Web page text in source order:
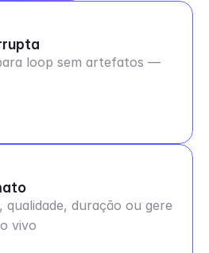
loop sem artefatos —
duração ou gere
vivo